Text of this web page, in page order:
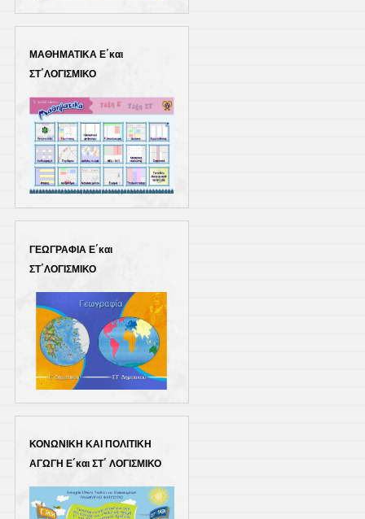
ΜΑΘΗΜΑΤΙΚΑ Ε΄και
ΣΤ΄ΛΟΓΙΣΜΙΚΟ
ΓΕΩΓΡΑΦΙΑ Ε΄και
ΣΤ΄ΛΟΓΙΣΜΙΚΟ
ΚΟΝΩΝΙΚΗ ΚΑΙ ΠΟΛΙΤΙΚΗ
ΑΓΩΓΗ Ε΄και ΣΤ΄ ΛΟΓΙΣΜΙΚΟ